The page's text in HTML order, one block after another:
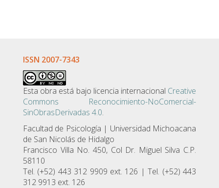
ISSN 2007-7343
Esta obra está bajo licencia internacional Creative
Commons Reconocimiento-NoComercial-
SinObrasDerivadas 4.0.
Facultad de Psicologí­a | Universidad Michoacana
de San Nicolás de Hidalgo
Francisco Villa No. 450, Col Dr. Miguel Silva C.P.
58110
Tel. (+52) 443 312 9909 ext. 126 | Tel. (+52) 443
312 9913 ext. 126